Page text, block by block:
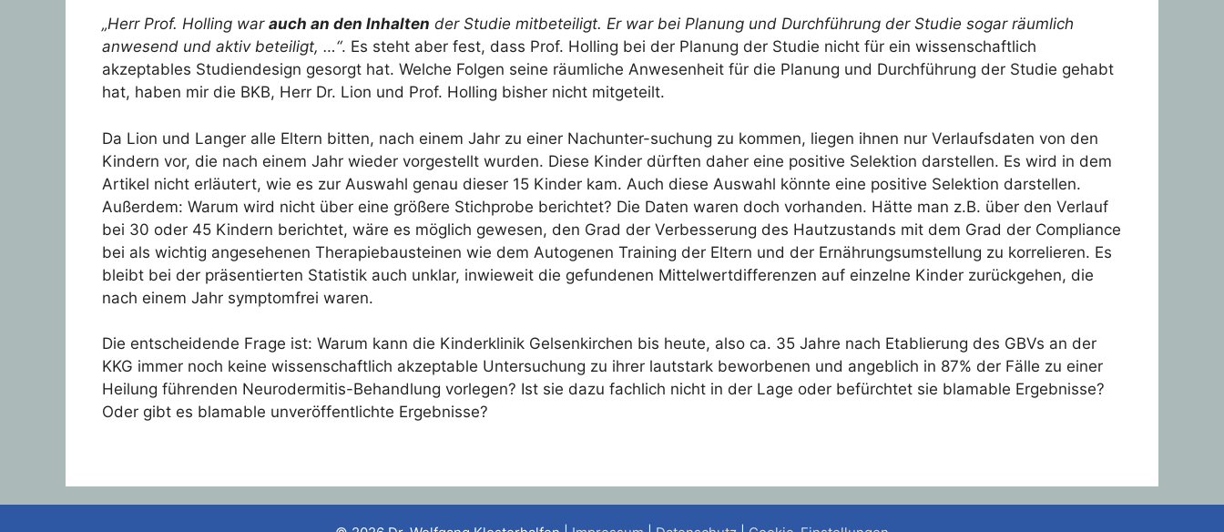
„Herr Prof. Holling war auch an den Inhalten der Studie mitbeteiligt. Er war bei Planung und Durchführung der Studie sogar räumlich
anwesend und aktiv beteiligt, …“. Es steht aber fest, dass Prof. Holling bei der Planung der Studie nicht für ein wissenschaftlich
akzeptables Studiendesign gesorgt hat. Welche Folgen seine räumliche Anwesenheit für die Planung und Durchführung der Studie gehabt
hat, haben mir die BKB, Herr Dr. Lion und Prof. Holling bisher nicht mitgeteilt.
Da Lion und Langer alle Eltern bitten, nach einem Jahr zu einer Nachunter-suchung zu kommen, liegen ihnen nur Verlaufsdaten von den
Kindern vor, die nach einem Jahr wieder vorgestellt wurden. Diese Kinder dürften daher eine positive Selektion darstellen. Es wird in dem
Artikel nicht erläutert, wie es zur Auswahl genau dieser 15 Kinder kam. Auch diese Auswahl könnte eine positive Selektion darstellen.
Außerdem: Warum wird nicht über eine größere Stichprobe berichtet? Die Daten waren doch vorhanden. Hätte man z.B. über den Verlauf
bei 30 oder 45 Kindern berichtet, wäre es möglich gewesen, den Grad der Verbesserung des Hautzustands mit dem Grad der Compliance
bei als wichtig angesehenen Therapiebausteinen wie dem Autogenen Training der Eltern und der Ernährungsumstellung zu korrelieren. Es
bleibt bei der präsentierten Statistik auch unklar, inwieweit die gefundenen Mittelwertdifferenzen auf einzelne Kinder zurückgehen, die
nach einem Jahr symptomfrei waren.
Die entscheidende Frage ist: Warum kann die Kinderklinik Gelsenkirchen bis heute, also ca. 35 Jahre nach Etablierung des GBVs an der
KKG immer noch keine wissenschaftlich akzeptable Untersuchung zu ihrer lautstark beworbenen und angeblich in 87% der Fälle zu einer
Heilung führenden Neurodermitis-Behandlung vorlegen? Ist sie dazu fachlich nicht in der Lage oder befürchtet sie blamable Ergebnisse?
Oder gibt es blamable unveröffentlichte Ergebnisse?